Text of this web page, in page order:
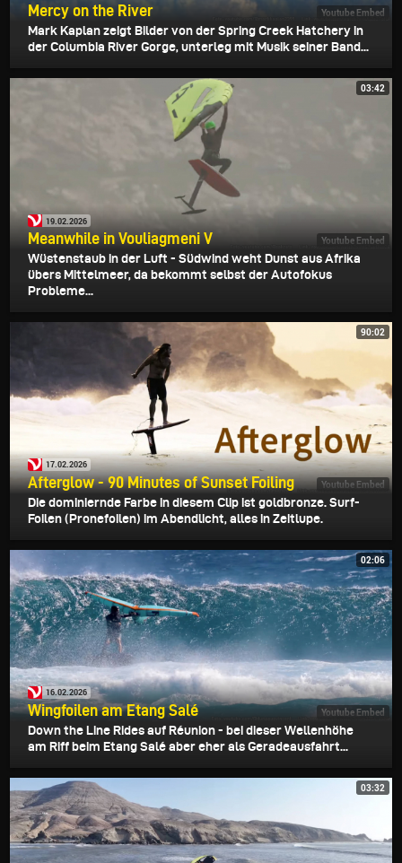
Youtube Embed
Mercy on the River
Mark Kaplan zeigt Bilder von der Spring Creek Hatchery in
der Columbia River Gorge, unterleg mit Musik seiner Band...
03:42
Youtube Embed
19.02.2026
Meanwhile in Vouliagmeni V
Wüstenstaub in der Luft - Südwind weht Dunst aus Afrika
übers Mittelmeer, da bekommt selbst der Autofokus
Probleme...
90:02
Youtube Embed
17.02.2026
Afterglow - 90 Minutes of Sunset Foiling
Die dominiernde Farbe in diesem Clip ist goldbronze. Surf-
Foilen (Pronefoilen) im Abendlicht, alles in Zeitlupe.
02:06
Youtube Embed
16.02.2026
Wingfoilen am Etang Salé
Down the Line Rides auf Réunion - bei dieser Wellenhöhe
am Riff beim Etang Salé aber eher als Geradeausfahrt...
03:32